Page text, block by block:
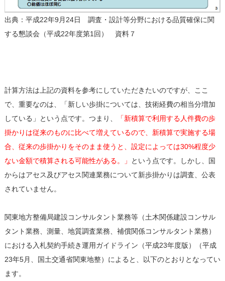
出典：平成22年9月24日 調査・設計等分野における品質確保に関
する懇談会（平成22年度第1回） 資料７
計算方法は上記の資料を参考にしていただきたいのですが、ここ
で、重要なのは、「新しい歩掛については、技術経費の相当分増加
している」という点です。つまり、
「新積算で利用する人件費の歩
掛かりは従来のものに比べて増えているので、新積算で実施する場
合、従来の歩掛かりをそのまま使うと、設定によっては30%程度少
ない金額で積算される可能性がある。」
という点です。しかし、国
からはアセス及びアセス関連業務について新歩掛かりは調査、公表
されていません。
関東地方整備局建設コンサルタント業務等（土木関係建設コンサル
タント業務、測量、地質調査業務、補償関係コンサルタント業務）
における入札契約手続き運用ガイドライン（平成23年度版）（平成
23年5月、国土交通省関東地整）によると、以下のとおりとなってい
ます。